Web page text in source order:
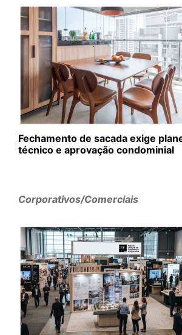
Fechamento de sacada exige
técnico e aprovação condominial
Corporativos/Comerciais